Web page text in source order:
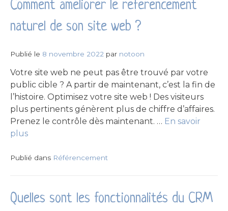
Comment ameliorer le referencement
naturel de son site web ?
Publié le 8 novembre 2022 par notoon
Votre site web ne peut pas être trouvé par votre
public cible ? A partir de maintenant, c’est la fin de
l’histoire. Optimisez votre site web ! Des visiteurs
plus pertinents génèrent plus de chiffre d’affaires.
Prenez le contrôle dès maintenant. … En savoir
plus
Publié dans Référencement
Quelles sont les fonctionnalités du CRM